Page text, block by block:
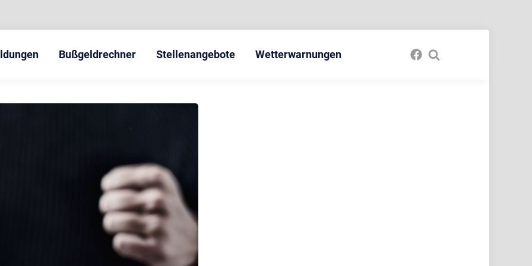
Bußgeldrechner Stellenangebote Wetterwarnungen